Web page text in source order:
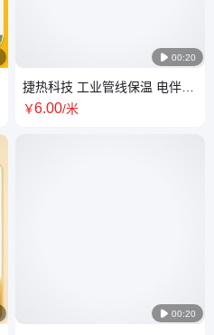
 00:20
捷热科技 工业管线保温 电伴热
柔韧易铺 寿命长久 现货速发
￥6.00/米
 00:20